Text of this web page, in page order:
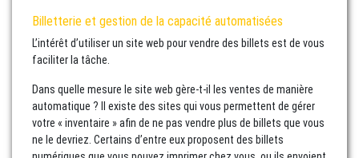
Billetterie et gestion de la capacité automatisées
L’intérêt d’utiliser un site web pour vendre des billets est de vous
faciliter la tâche.
Dans quelle mesure le site web gère-t-il les ventes de manière
automatique ? Il existe des sites qui vous permettent de gérer
votre « inventaire » afin de ne pas vendre plus de billets que vous
ne le devriez. Certains d’entre eux proposent des billets